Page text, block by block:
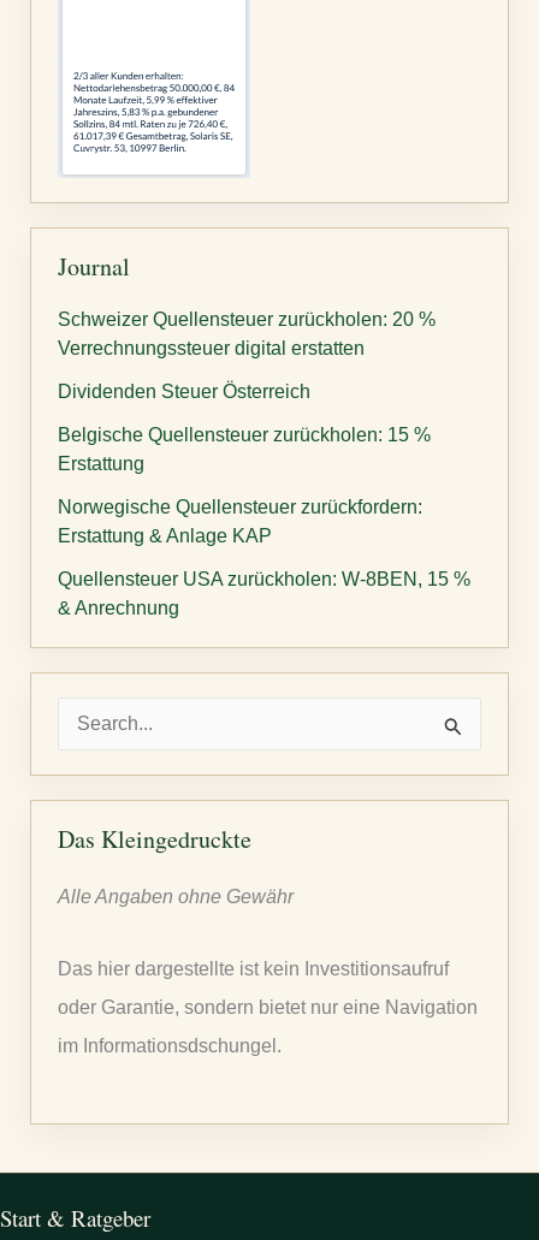
Journal
Schweizer Quellensteuer zurückholen: 20 %
Verrechnungssteuer digital erstatten
Dividenden Steuer Österreich
Belgische Quellensteuer zurückholen: 15 %
Erstattung
Norwegische Quellensteuer zurückfordern:
Erstattung & Anlage KAP
Quellensteuer USA zurückholen: W-8BEN, 15 %
& Anrechnung
h
n
Das Kleingedruckte
Alle Angaben ohne Gewähr
Das hier dargestellte ist kein Investitionsaufruf
oder Garantie, sondern bietet nur eine Navigation
im Informationsdschungel.
Start & Ratgeber